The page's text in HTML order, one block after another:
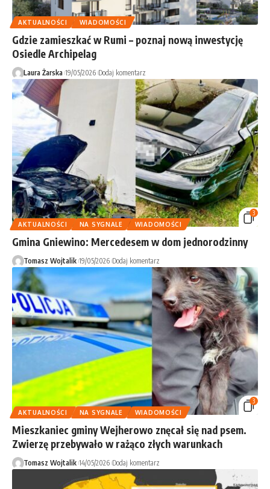
AKTUALNOŚCI WIADOMOŚCI
Gdzie zamieszkać w Rumi – poznaj nową inwestycję
Osiedle Archipelag
Laura Żarska 19/05/2026 Dodaj komentarz
3
AKTUALNOŚCI
NA SYGNALE WIADOMOŚCI
Gmina Gniewino: Mercedesem w dom jednorodzinny
Tomasz Wojtalik 19/05/2026 Dodaj komentarz
3
AKTUALNOŚCI
NA SYGNALE WIADOMOŚCI
Mieszkaniec gminy Wejherowo znęcał się nad psem.
Zwierzę przebywało w rażąco złych warunkach
Tomasz Wojtalik 14/05/2026 Dodaj komentarz